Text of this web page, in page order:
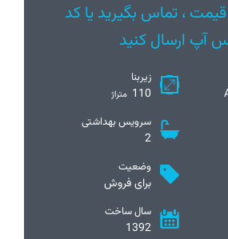
، تماس بگیرید یا کد
آپ ارسال کنید
زیربنا
110 متراژ
سرویس بهداشتی
2
وضعیت
برای فروش
سال ساخت
1392